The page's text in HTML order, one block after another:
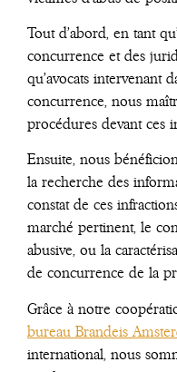
Tout d’abord, en tant
concurrence et des
qu’avocats intervenant
concurrence, nous
procédures devant ces
Ensuite, nous
la recherche des
constat de ces
marché pertinent, le
abusive, ou la
de concurrence de la
Grâce à notre
bureau Brandeis
international, nous